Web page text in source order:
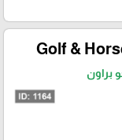
Golf &
براون